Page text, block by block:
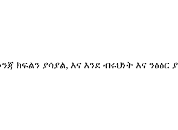
ያሳያል, እና እንደ ብሩህነት እና ንፅፅር